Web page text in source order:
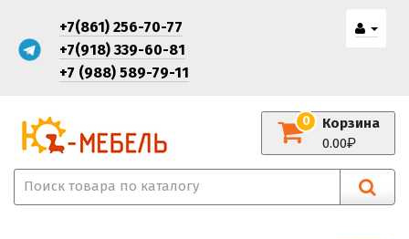
+7(861) 256-70-77
+7(918) 339-60-81
+7 (988) 589-79-11
Корзина
0
0.00